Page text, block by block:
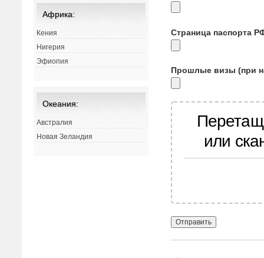
Страница паспорта
Прошлые визы (при
или
Африка:
Кения
Нигерия
Эфиопия
Океания:
Австралия
Новая Зеландия